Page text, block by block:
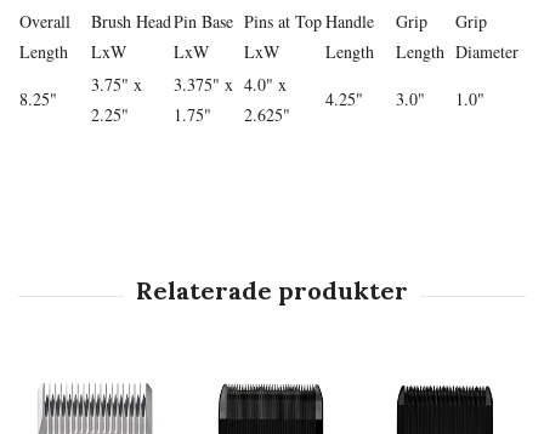
Overall
Length
Brush Head
LxW
Pin Base
LxW
Pins at Top
LxW
Handle
Length
Grip
Length
Grip
Diameter
8.25"
3.75" x
2.25"
3.375" x
1.75"
4.0" x
2.625"
4.25" 3.0" 1.0"